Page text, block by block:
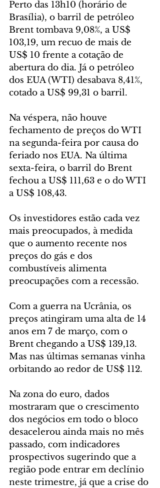
Perto das 13h10 (horário de
Brasília), o barril de petróleo
Brent tombava 9,08%, a US$
103,19, um recuo de mais de
US$ 10 frente a cotação de
abertura do dia. Já o petróleo
dos EUA (WTI) desabava 8,41%,
cotado a US$ 99,31 o barril.
Na véspera, não houve
fechamento de preços do WTI
na segunda-feira por causa do
feriado nos EUA. Na última
sexta-feira, o barril do Brent
fechou a US$ 111,63 e o do WTI
a US$ 108,43.
Os investidores estão cada vez
mais preocupados, à medida
que o aumento recente nos
preços do gás e dos
combustíveis alimenta
preocupações com a recessão.
Com a guerra na Ucrânia, os
preços atingiram uma alta de 14
anos em 7 de março, com o
Brent chegando a US$ 139,13.
Mas nas últimas semanas vinha
orbitando ao redor de US$ 112.
Na zona do euro, dados
mostraram que o crescimento
dos negócios em todo o bloco
desacelerou ainda mais no mês
passado, com indicadores
prospectivos sugerindo que a
região pode entrar em declínio
neste trimestre, já que a crise do